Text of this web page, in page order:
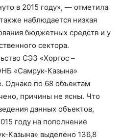
в 2015 году», — отметила
наблюдается низкая
бюджетных средств и у
сектора.
СЭЗ «Хоргос –
«Самрук-Казына»
Однако по 68 объектам
причины не ясны. Что
данных объектов,
году на пополнение
Казына» выделено 136,8